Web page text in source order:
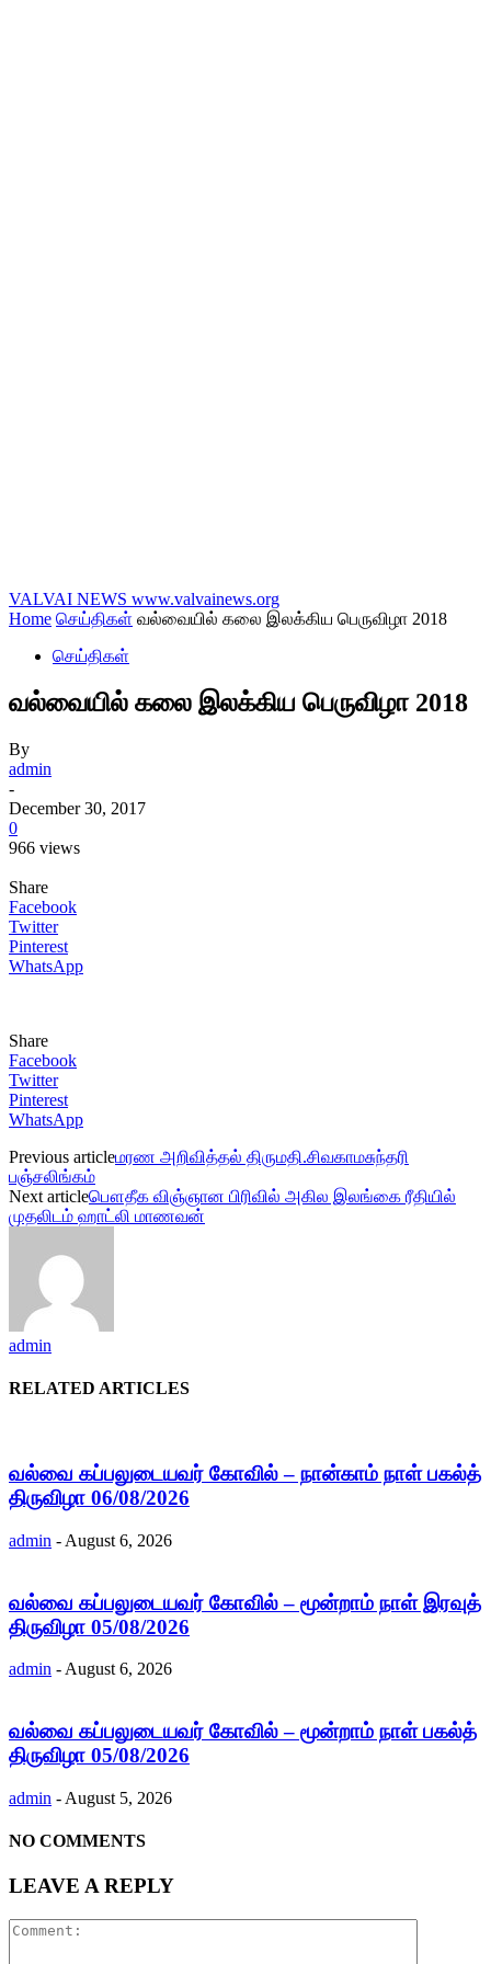
VALVAI NEWS www.valvainews.org
Home செய்திகள் வல்வையில் கலை இலக்கிய பெருவிழா 2018
செய்திகள்
வல்வையில் கலை இலக்கிய பெருவிழா 2018
By
admin
-
December 30, 2017
0
966 views
Share
Facebook
Twitter
Pinterest
WhatsApp
Share
Facebook
Twitter
Pinterest
WhatsApp
Previous articleமரண அறிவித்தல் திருமதி.சிவகாமசுந்தரி
பஞ்சலிங்கம்
Next articleபௌதீக விஞ்ஞான பிரிவில் அகில இலங்கை ரீதியில்
முதலிடம் ஹாட்லி மாணவன்
admin
RELATED ARTICLES
வல்வை கப்பலுடையவர் கோவில் – நான்காம் நாள் பகல்த்
திருவிழா 06/08/2026
admin - August 6, 2026
வல்வை கப்பலுடையவர் கோவில் – மூன்றாம் நாள் இரவுத்
திருவிழா 05/08/2026
admin - August 6, 2026
வல்வை கப்பலுடையவர் கோவில் – மூன்றாம் நாள் பகல்த்
திருவிழா 05/08/2026
admin - August 5, 2026
NO COMMENTS
LEAVE A REPLY